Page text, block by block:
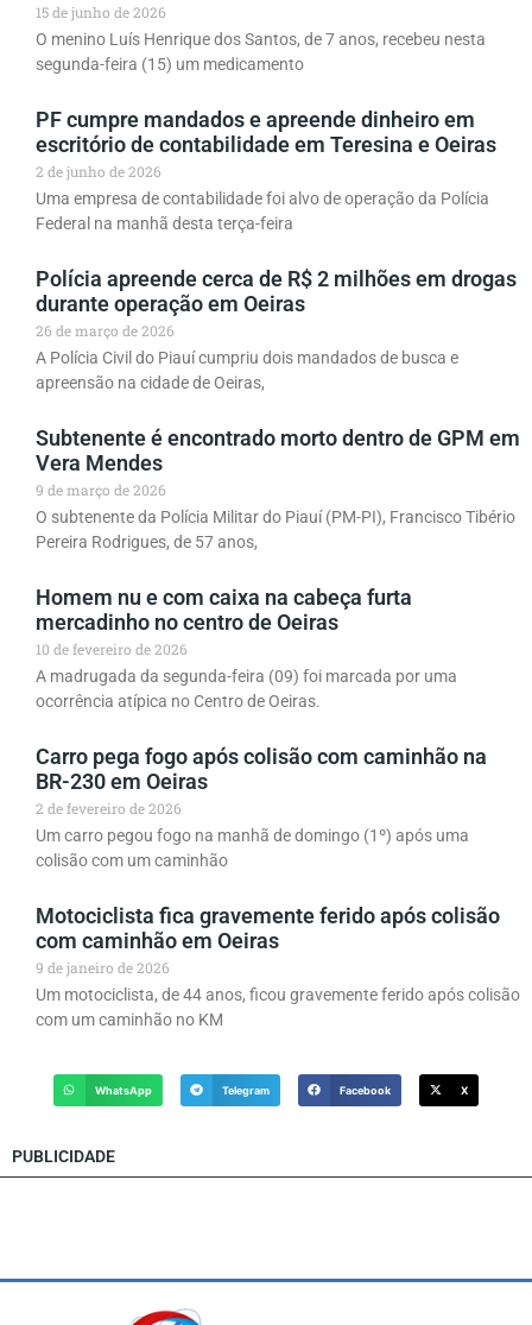
15 de junho de 2026
O menino Luís Henrique dos Santos, de 7 anos, recebeu nesta
segunda-feira (15) um medicamento
PF cumpre mandados e apreende dinheiro em
escritório de contabilidade em Teresina e Oeiras
2 de junho de 2026
Uma empresa de contabilidade foi alvo de operação da Polícia
Federal na manhã desta terça-feira
Polícia apreende cerca de R$ 2 milhões em drogas
durante operação em Oeiras
26 de março de 2026
A Polícia Civil do Piauí cumpriu dois mandados de busca e
apreensão na cidade de Oeiras,
Subtenente é encontrado morto dentro de GPM em
Vera Mendes
9 de março de 2026
O subtenente da Polícia Militar do Piauí (PM-PI), Francisco Tibério
Pereira Rodrigues, de 57 anos,
Homem nu e com caixa na cabeça furta
mercadinho no centro de Oeiras
10 de fevereiro de 2026
A madrugada da segunda-feira (09) foi marcada por uma
ocorrência atípica no Centro de Oeiras.
Carro pega fogo após colisão com caminhão na
BR-230 em Oeiras
2 de fevereiro de 2026
Um carro pegou fogo na manhã de domingo (1º) após uma
colisão com um caminhão
Motociclista fica gravemente ferido após colisão
com caminhão em Oeiras
9 de janeiro de 2026
Um motociclista, de 44 anos, ficou gravemente ferido após colisão
com um caminhão no KM
WhatsApp Telegram Facebook X
PUBLICIDADE